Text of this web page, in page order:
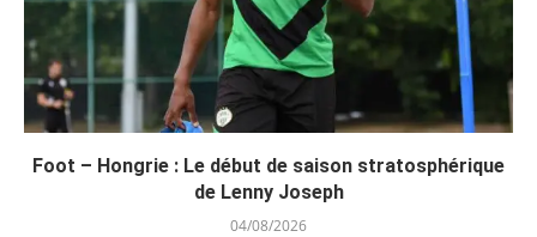
Foot – Hongrie : Le début de saison stratosphérique
de Lenny Joseph
04/08/2026